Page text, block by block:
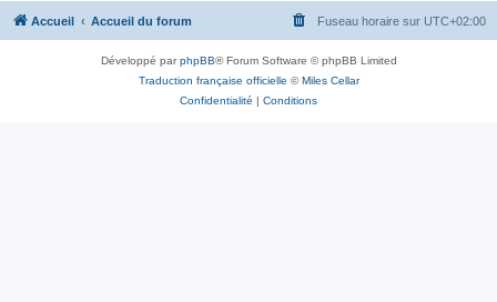
Accueil Accueil du forum Fuseau horaire sur UTC+02:00
Développé parphpBB® Forum Software © phpBB Limited
Traduction française officielle ©Miles Cellar
Confidentialité | Conditions